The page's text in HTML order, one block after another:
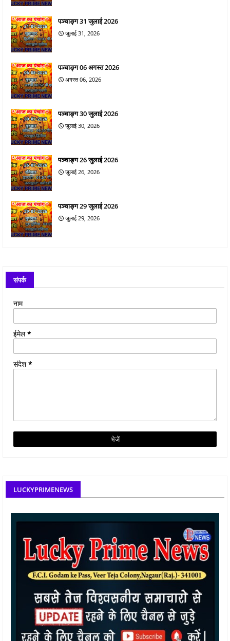
पञ्चाङ्ग 31 जुलाई 2026
जुलाई 31, 2026
पञ्चाङ्ग 06 अगस्त 2026
अगस्त 06, 2026
पञ्चाङ्ग 30 जुलाई 2026
जुलाई 30, 2026
पञ्चाङ्ग 26 जुलाई 2026
जुलाई 26, 2026
पञ्चाङ्ग 29 जुलाई 2026
जुलाई 29, 2026
संपर्क
नाम
ईमेल*
संदेश*
LUCKYPRIMENEWS